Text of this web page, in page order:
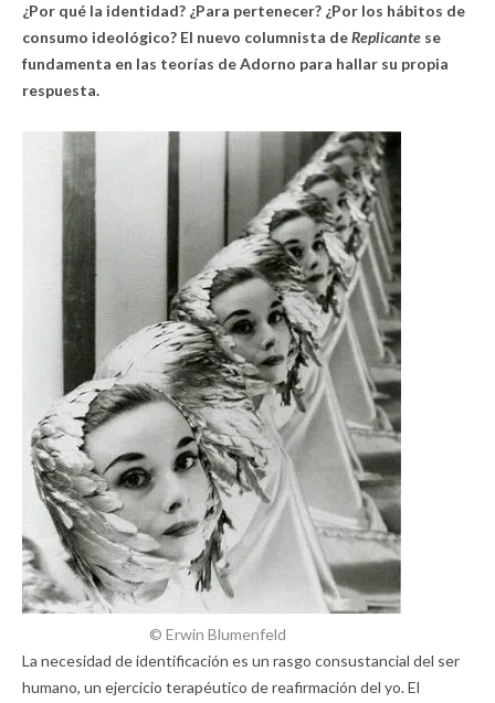
¿Por qué la identidad? ¿Para pertenecer? ¿Por los hábitos de
consumo ideológico? El nuevo columnista deReplicante se
fundamenta en las teorías de Adorno para hallar su propia
respuesta.
© Erwin Blumenfeld
La necesidad de identificación es un rasgo consustancial del ser
humano, un ejercicio terapéutico de reafirmación del yo. El